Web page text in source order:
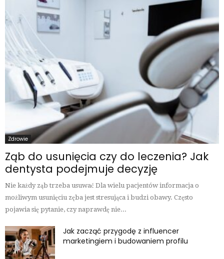
Zdrowie
Ząb do usunięcia czy do leczenia? Jak
dentysta podejmuje decyzję
Nie każdy ząb trzeba usuwać Dla wielu pacjentów informacja o
możliwym usunięciu zęba jest stresująca i budzi obawy. Często
pojawia się pytanie, czy naprawdę nie...
Jak zacząć przygodę z influencer
marketingiem i budowaniem profilu